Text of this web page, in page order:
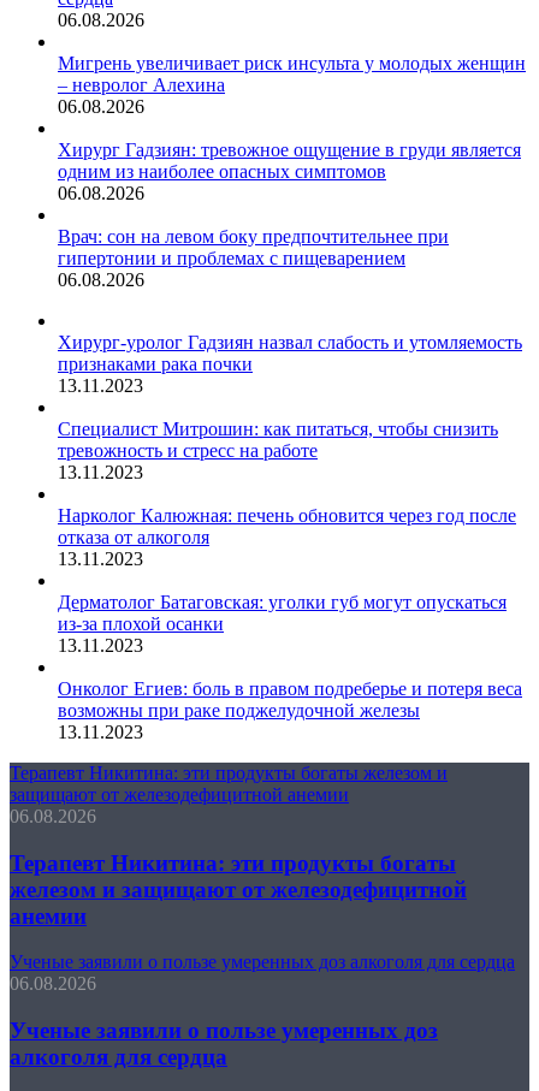
06.08.2026
Мигрень увеличивает риск инсульта у молодых женщин
– невролог Алехина
06.08.2026
Хирург Гадзиян: тревожное ощущение в груди является
одним из наиболее опасных симптомов
06.08.2026
Врач: сон на левом боку предпочтительнее при
гипертонии и проблемах с пищеварением
06.08.2026
Хирург-уролог Гадзиян назвал слабость и утомляемость
признаками рака почки
13.11.2023
Специалист Митрошин: как питаться, чтобы снизить
тревожность и стресс на работе
13.11.2023
Нарколог Калюжная: печень обновится через год после
отказа от алкоголя
13.11.2023
Дерматолог Батаговская: уголки губ могут опускаться
из-за плохой осанки
13.11.2023
Онколог Егиев: боль в правом подреберье и потеря веса
возможны при раке поджелудочной железы
13.11.2023
Терапевт Никитина: эти продукты богаты железом и
защищают от железодефицитной анемии
06.08.2026
Терапевт Никитина: эти продукты богаты
железом и защищают от железодефицитной
анемии
Ученые заявили о пользе умеренных доз алкоголя для сердца
06.08.2026
Ученые заявили о пользе умеренных доз
алкоголя для сердца